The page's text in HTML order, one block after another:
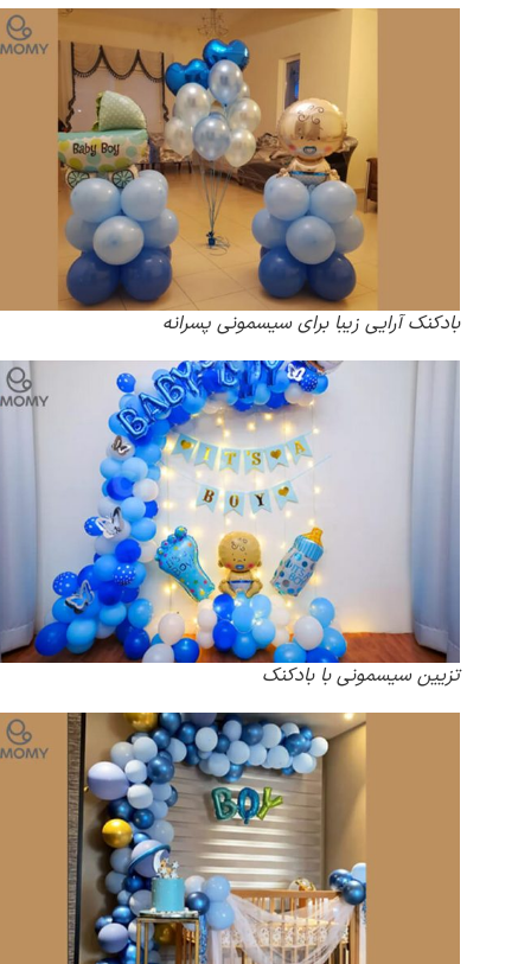
بادکنک آرایی زیبا برای سیسمونی پسرانه
تزیین سیسمونی با بادکنک